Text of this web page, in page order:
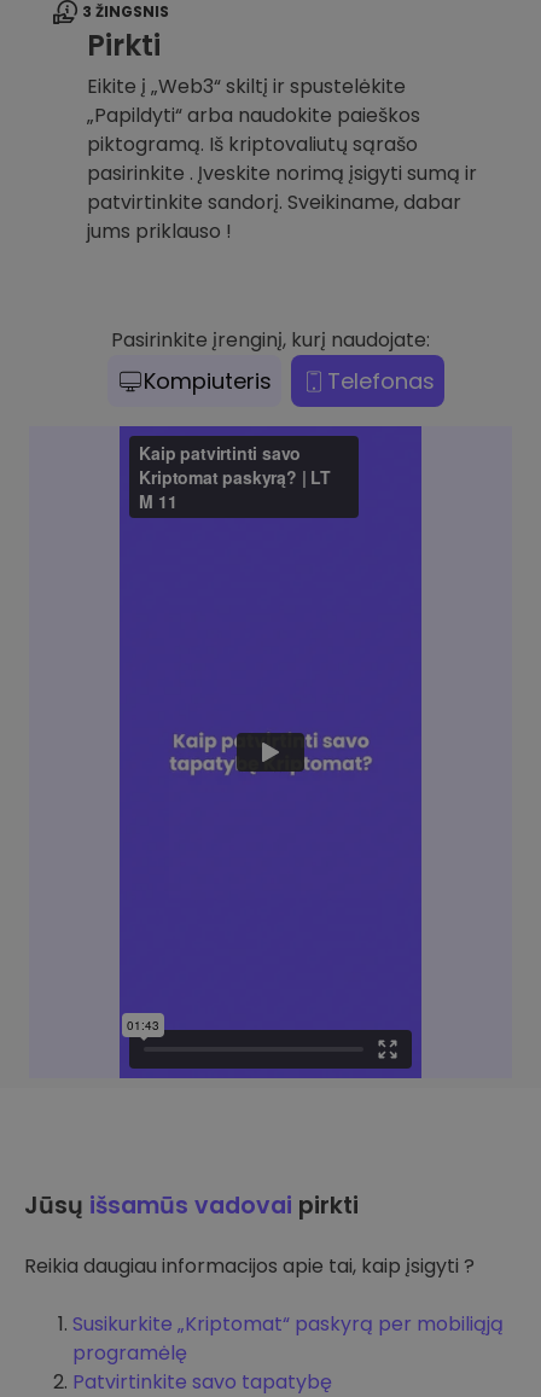
3 ŽINGSNIS
Pirkti
Eikite į „Web3“ skiltį ir spustelėkite
„Papildyti“ arba naudokite paieškos
piktogramą. Iš kriptovaliutų sąrašo
pasirinkite . Įveskite norimą įsigyti sumą ir
patvirtinkite sandorį. Sveikiname, dabar
jums priklauso !
Pasirinkite įrenginį, kurį naudojate:
Kompiuteris Telefonas
Jūsų išsamūs vadovai pirkti
Reikia daugiau informacijos apie tai, kaip įsigyti ?
Susikurkite „Kriptomat“ paskyrą per mobiliąją
programėlę
Patvirtinkite savo tapatybę